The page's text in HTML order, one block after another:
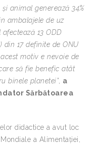
animal generează 34%
ambalajele de uz
13 ODD
17 definite de ONU
motiv e nevoie de
să fie benefic atât
binele planetei”, a
Sărbătoarea
didactice a avut loc
a Alimentației,